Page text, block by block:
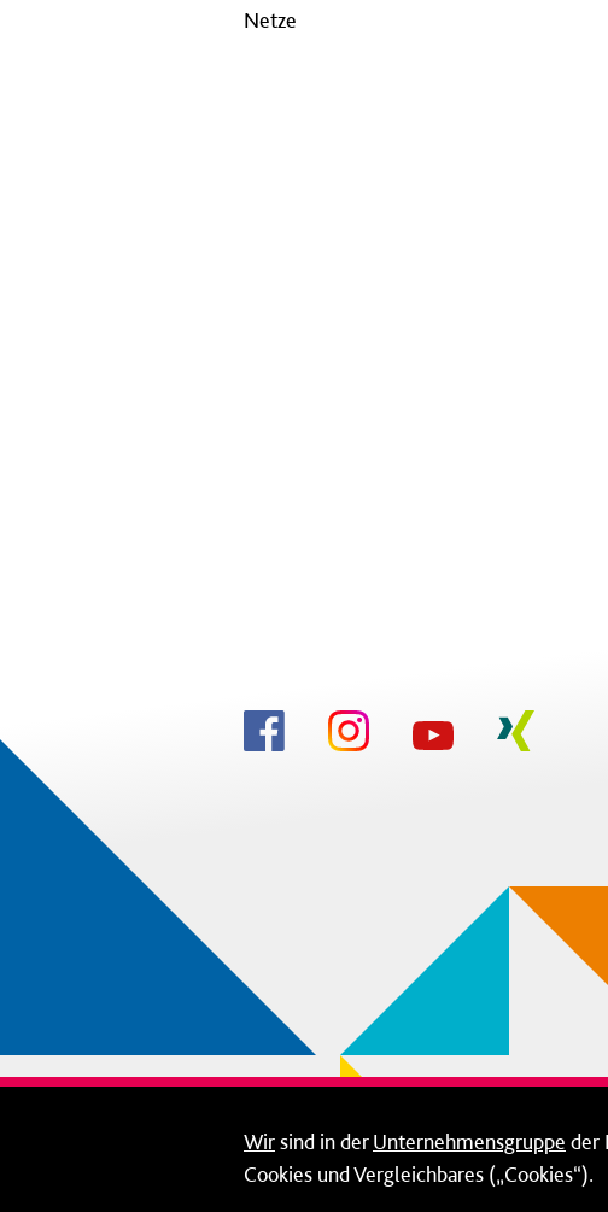
Netze
Wirsind in derUnternehmensgruppe der
Cookies und Vergleichbares („Cookies“).